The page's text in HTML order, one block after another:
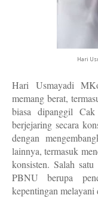
Hari
Hari Usmayadi
memang berat,
biasa dipanggil
berjejaring secara
dengan
lainnya, termasuk
konsisten. Salah
PBNU berupa
kepentingan melayani